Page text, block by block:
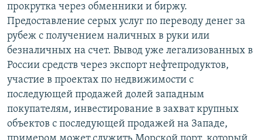
прокрутка через обменники и биржу.
Предоставление серых услуг по переводу денег за
рубеж с получением наличных в руки или
безналичных на счет. Вывод уже легализованных в
России средств через экспорт нефтепродуктов,
участие в проектах по недвижимости с
последующей продажей долей западным
покупателям, инвестирование в захват крупных
объектов с последующей продажей на Западе,